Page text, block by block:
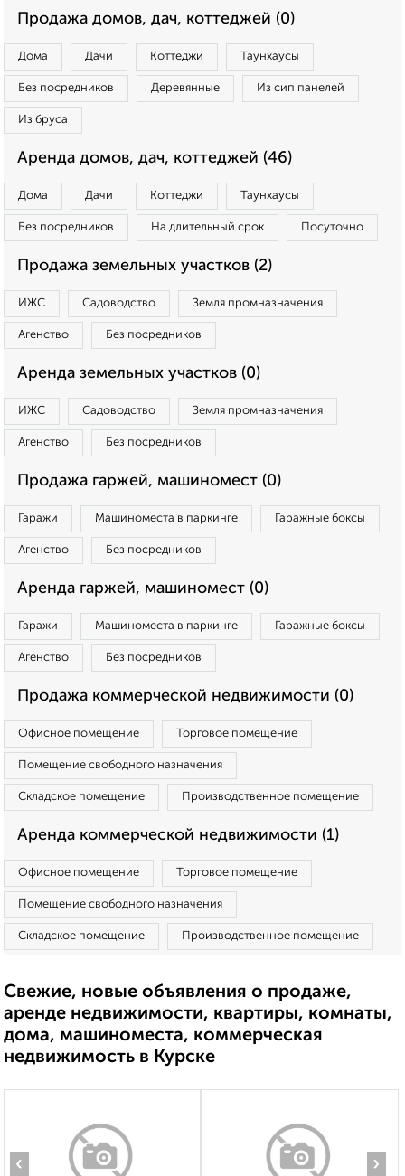
Продажа домов, дач, коттеджей (0)
Дома Дачи Коттеджи Таунхаусы
Без посредников Деревянные Из сип панелей
Из бруса
Аренда домов, дач, коттеджей (46)
Дома Дачи Коттеджи Таунхаусы
Без посредников На длительный срок Посуточно
Продажа земельных участков (2)
ИЖС Садоводство Земля промназначения
Агенство Без посредников
Аренда земельных участков (0)
ИЖС Садоводство Земля промназначения
Агенство Без посредников
Продажа гаржей, машиномест (0)
Гаражи Машиноместа в паркинге Гаражные боксы
Агенство Без посредников
Аренда гаржей, машиномест (0)
Гаражи Машиноместа в паркинге Гаражные боксы
Агенство Без посредников
Продажа коммерческой недвижимости (0)
Офисное помещение Торговое помещение
Помещение свободного назначения
Складское помещение Производственное помещение
Аренда коммерческой недвижимости (1)
Офисное помещение Торговое помещение
Помещение свободного назначения
Складское помещение Производственное помещение
Свежие, новые объявления о продаже,
аренде недвижимости, квартиры, комнаты,
дома, машиноместа, коммерческая
недвижимость в Курске
‹ ›